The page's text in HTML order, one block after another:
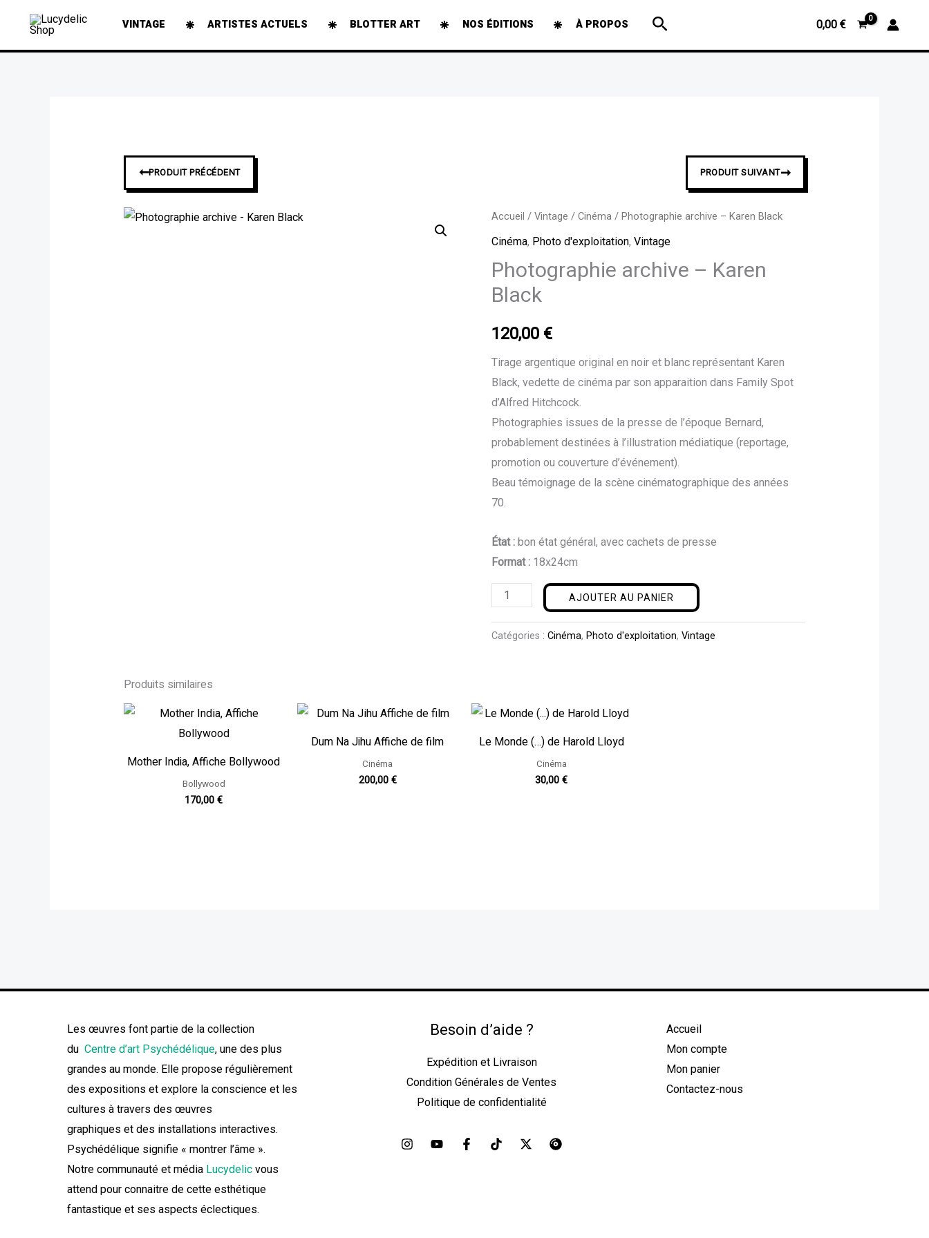
contenu
VINTAGE ARTISTES ACTUELS BLOTTER ART NOS ÉDITIONS À PROPOS Rechercher 0,00 €
➞PRODUIT PRÉCÉDENT PRODUIT SUIVANT➞
Accueil /Vintage /Cinéma / Photographie archive – Karen Black
Cinéma, Photo d'exploitation,Vintage
Photographie archive – Karen
Black
120,00€
Tirage argentique original en noir et blanc représentant Karen
Black, vedette de cinéma par son apparaition dans Family Spot
d’Alfred Hitchcock.
Photographies issues de la presse de l’époque Bernard,
probablement destinées à l’illustration médiatique (reportage,
promotion ou couverture d’événement).
Beau témoignage de la scène cinématographique des années
70.
État : bon état général, avec cachets de presse
Format : 18x24cm
quantité
de
archive
-
Black
AJOUTER AU PANIER
Catégories :Cinéma, Photo d'exploitation,Vintage
Produits similaires
Mother India, Affiche Bollywood
Bollywood
170,00€
Dum Na Jihu Affiche de film
Cinéma
200,00 €
Le Monde (…) de Harold Lloyd
Cinéma
30,00€
Les œuvres font partie de la collection
du Centre d’art Psychédélique, une des plus
grandes au monde. Elle propose régulièrement
des expositions et explore la conscience et les
cultures à travers des œuvres
graphiques et des installations interactives.
Psychédélique signifie « montrer l’âme ».
Notre communauté et média Lucydelic vous
attend pour connaitre de cette esthétique
fantastique et ses aspects éclectiques.
Besoin d’aide ?
Expédition et Livraison
Condition Générales de Ventes
Politique de confidentialité
Accueil
Mon compte
Mon panier
Contactez-nous